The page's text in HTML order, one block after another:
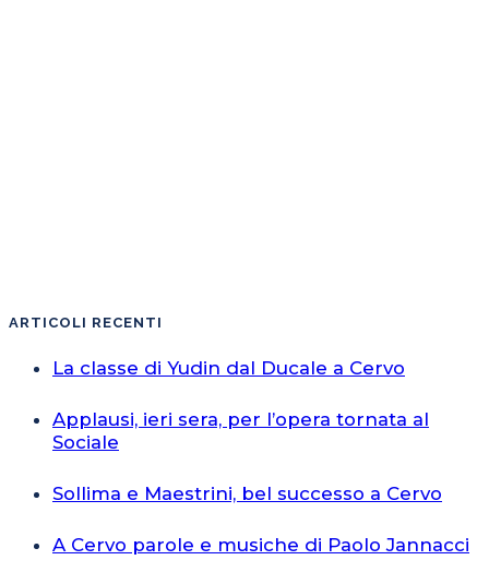
ARTICOLI RECENTI
La classe di Yudin dal Ducale a Cervo
Applausi, ieri sera, per l’opera tornata al
Sociale
Sollima e Maestrini, bel successo a Cervo
A Cervo parole e musiche di Paolo Jannacci